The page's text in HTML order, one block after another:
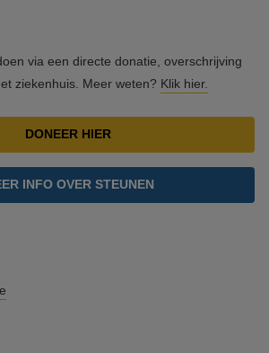
via een directe donatie, overschrijving
ziekenhuis. Meer weten? Klik hier.
DONEER HIER
INFO OVER STEUNEN